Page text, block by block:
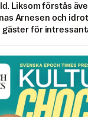
Liksom förstås
Arnesen och
gäster för